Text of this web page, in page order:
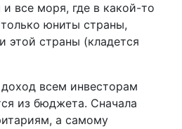
все моря, где в какой-то
юниты страны,
этой страны (кладется
всем инвесторам
из бюджета. Сначала
а самому